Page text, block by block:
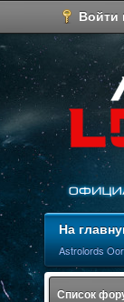
Войти
На
Astrolords
Список